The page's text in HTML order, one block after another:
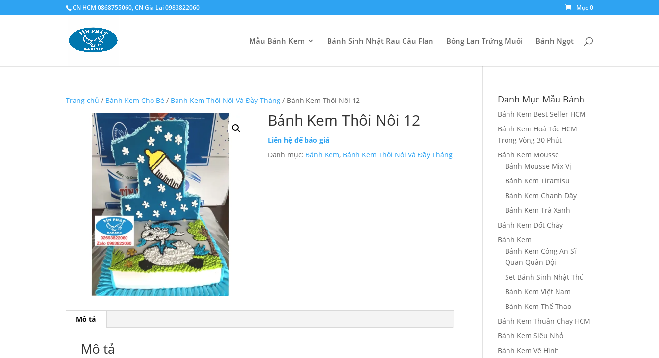
CN HCM 0868755060, CN Gia Lai 0983822060 Mục 0
Mẫu Bánh Kem Bánh Sinh Nhật Rau Câu Flan Bông Lan Trứng Muối Bánh Ngọt
Trang chủ / Bánh Kem Cho Bé / Bánh Kem Thôi Nôi Và Đầy Tháng / Bánh Kem Thôi Nôi 12
Bánh Kem Thôi Nôi 12
Liên hệ để báo giá
Danh mục: Bánh Kem, Bánh Kem Thôi Nôi Và Đầy Tháng
Mô tả
Mô tả
Danh Mục Mẫu Bánh
Bánh Kem Best Seller HCM
Bánh Kem Hoả Tốc HCM
Trong Vòng 30 Phút
Bánh Kem Mousse
Bánh Mousse Mix Vị
Bánh Kem Tiramisu
Bánh Kem Chanh Dây
Bánh Kem Trà Xanh
Bánh Kem Đốt Cháy
Bánh Kem
Bánh Kem Công An Sĩ
Quan Quân Đội
Set Bánh Sinh Nhật Thú
Bánh Kem Việt Nam
Bánh Kem Thể Thao
Bánh Kem Thuần Chay HCM
Bánh Kem Siêu Nhỏ
Bánh Kem Vẽ Hình